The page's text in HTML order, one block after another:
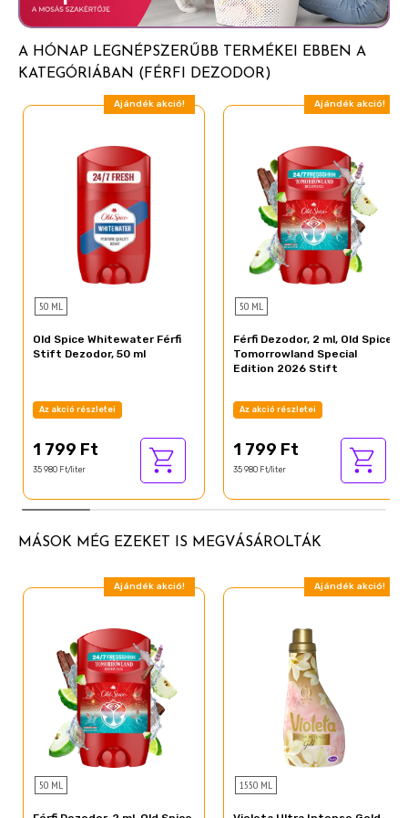
Citral
Geraniol
Hexyl Cinnamal
Amyl Cinnamal
ELZÁRVA TARTANDÓ. Kizárólag jól szellőző
helyiségben használható. A keletkező gázt nem szabad
belélegezni. Használja a használati utasításnak
megfelelően. Ne használja sérült vagy irritált bőrön.
Bőrkiütés jelentkezésekor ne használja tovább a
bő vízzel azonnal ki kell mosni.
A HÓNAP LEGNÉPSZERŰBB TERMÉKEI EBBEN A
KATEGÓRIÁBAN (FÉRFI DEZODOR)
Ajándék akció!
50 ML
Old Spice Whitewater Férfi
Stift Dezodor, 50 ml
Az akció részletei
1 799 Ft
35 980 Ft/liter
Ajándék akció!
50 ML
Férfi Dezodor, 2 ml, Old Spice
Tomorrowland Special
Edition 2026 Stift
Az akció részletei
1 799 Ft
35 980 Ft/liter
MÁSOK MÉG EZEKET IS MEGVÁSÁROLTÁK
Ajándék akció!
50 ML
Ajándék akció!
1550 ML